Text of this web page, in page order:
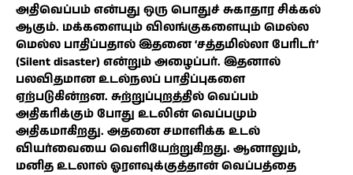
அதிவெப்பம் என்பது ஒரு பொதுச் சுகாதார சிக்கல்
ஆகும். மக்களையும் விலங்குகளையும் மெல்ல
மெல்ல பாதிப்பதால் இதனை ‘சத்தமில்லா பேரிடர்’
(Silent disaster) என்றும் அழைப்பர். இதனால்
பலவிதமான உடல்நலப் பாதிப்புகளை
ஏற்படுகின்றன. சுற்றுப்புறத்தில் வெப்பம்
அதிகரிக்கும் போது உடலின் வெப்பமும்
அதிகமாகிறது. அதனை சமாளிக்க உடல்
வியர்வையை வெளியேற்றுகிறது. ஆனாலும்,
மனித உடலால் ஓரளவுக்குத்தான் வெப்பத்தை